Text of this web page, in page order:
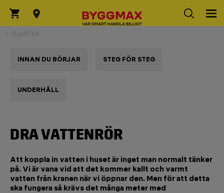
TILLVATTEN
INNAN DU BÖRJAR STEG FÖR STEG
UNDERHÅLL
DRA VATTENRÖR
Att koppla in vatten i huset är inget man normalt tänker
på. Vi är vana vid att det kommer kallt och varmt
vatten från kranen när vi öppnar den. Men för att detta
ska fungera så krävs det många meter med